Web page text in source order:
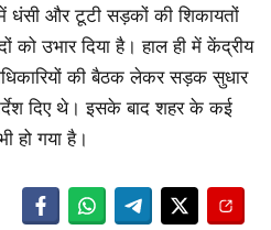
धंसी और टूटी सड़कों की शिकायतों
को उभार दिया है। हाल ही में केंद्रीय
अधिकारियों की बैठक लेकर सड़क सुधार
दिए थे। इसके बाद शहर के कई
हो गया है।